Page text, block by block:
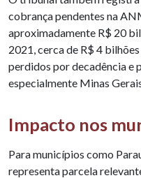
cobrança pendentes na
aproximadamente R$ 20
2021, cerca de R$ 4
perdidos por decadência e
especialmente Minas
Impacto nos
Para municípios como
representa parcela